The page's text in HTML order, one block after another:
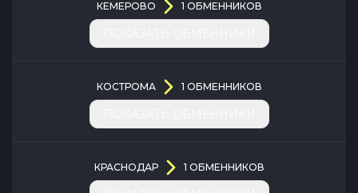
КЕМЕРОВО 1 ОБМЕННИКОВ
КОСТРОМА 1 ОБМЕННИКОВ
КРАСНОДАР 1 ОБМЕННИКОВ